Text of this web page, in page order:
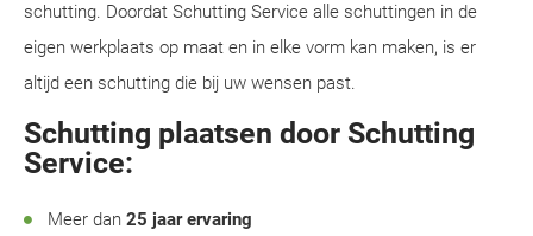
schutting. Doordat Schutting Service alle schuttingen in de
eigen werkplaats op maat en in elke vorm kan maken, is er
altijd een schutting die bij uw wensen past.
Schutting plaatsen door Schutting
Service:
Meer dan 25 jaar ervaring